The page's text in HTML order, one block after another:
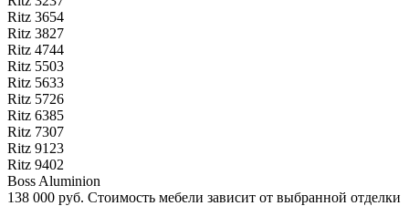
Ritz 3654
Ritz 3827
Ritz 4744
Ritz 5503
Ritz 5633
Ritz 5726
Ritz 6385
Ritz 7307
Ritz 9123
Ritz 9402
Boss Aluminion
138 000 руб. Стоимость мебели зависит от выбранной отделки